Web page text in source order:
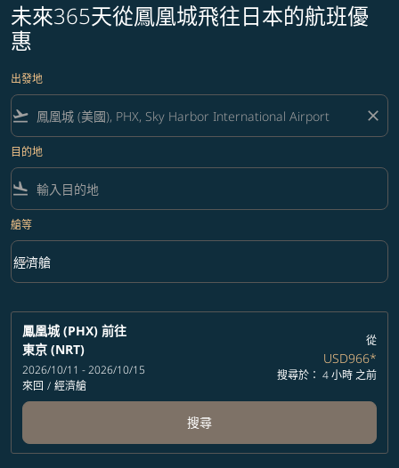
未來365天從鳳凰城飛往日本的航班優
惠
出發地
flight_takeoff close
目的地
flight_land
艙等
艙等 option 經濟艙 Selected
經濟艙
keyboard_arrow_down
鳳凰城 (PHX) 前往
東京 (NRT)
2026/10/11 - 2026/10/15
來回 / 經濟艙
從
USD966*
搜尋於： 4 小時 之前
搜尋